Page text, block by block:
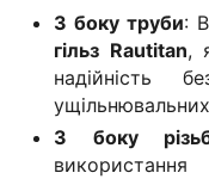
З боку труби:
гільз Rautitan,
надійність
ущільнювальних
З боку